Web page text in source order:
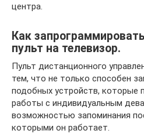
центра.
Как
пульт на телевизор.
Пульт дистанционного
тем, что не только способен
подобных устройств, которые
работы с индивидуальным
возможностью запоминания
которыми он работает.